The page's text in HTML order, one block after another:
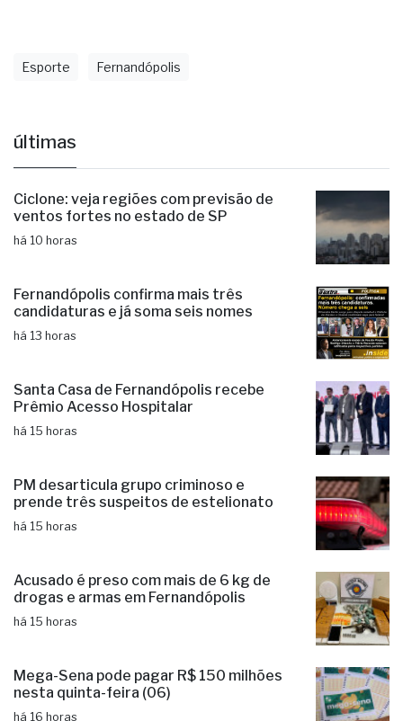
Esporte Fernandópolis
últimas
Ciclone: veja regiões com previsão de
ventos fortes no estado de SP
há 10 horas
Fernandópolis confirma mais três
candidaturas e já soma seis nomes
há 13 horas
Santa Casa de Fernandópolis recebe
Prêmio Acesso Hospitalar
há 15 horas
PM desarticula grupo criminoso e
prende três suspeitos de estelionato
há 15 horas
Acusado é preso com mais de 6 kg de
drogas e armas em Fernandópolis
há 15 horas
Mega-Sena pode pagar R$ 150 milhões
nesta quinta-feira (06)
há 16 horas